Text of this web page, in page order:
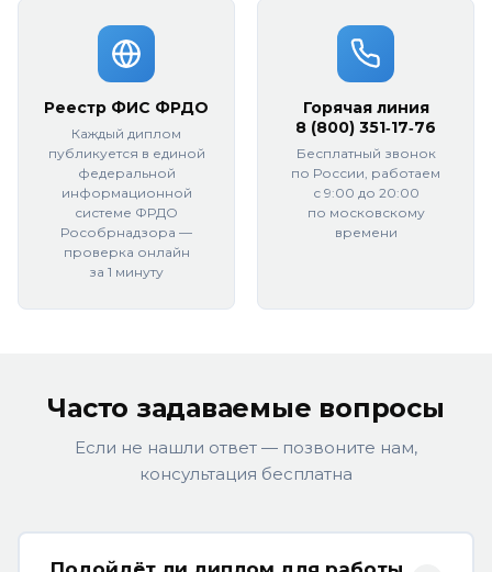
Реестр ФИС ФРДО
Каждый диплом
публикуется в единой
федеральной
информационной
системе ФРДО
Рособрнадзора —
проверка онлайн
за 1 минуту
Горячая линия
8 (800) 351‑17‑76
Бесплатный звонок
по России, работаем
с 9:00 до 20:00
по московскому
времени
Часто задаваемые вопросы
Если не нашли ответ — позвоните нам,
консультация бесплатна